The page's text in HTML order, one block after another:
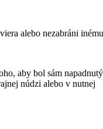
alebo nezabráni inému
aby bol sám napadnutý
núdzi alebo v nutnej